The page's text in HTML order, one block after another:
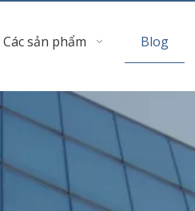
Các sản phẩm Blog